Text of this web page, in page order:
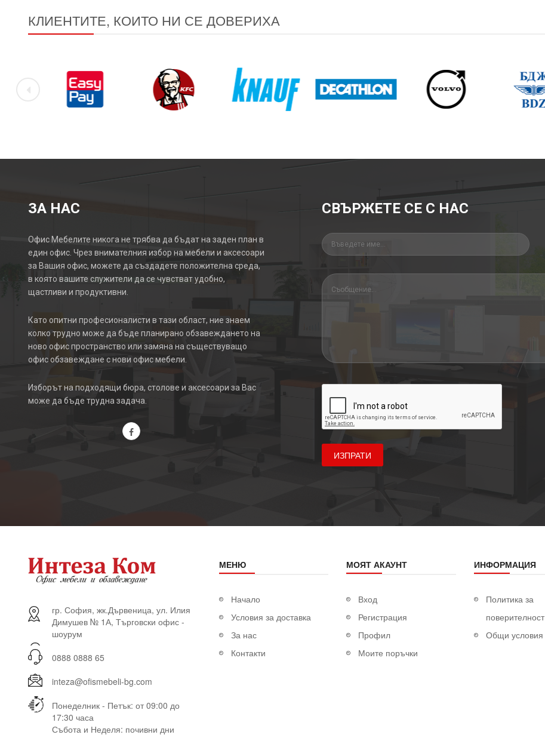
КЛИЕНТИТЕ, КОИТО НИ СЕ ДОВЕРИХА
ЗА НАС
Офис Мебелите никога не трябва да бъдат на заден план в
един офис. Чрез внимателния избор на мебели и аксесоари
за Вашия офис, можете да създадете положителна среда,
в която вашите служители да се чувстват удобно,
щастливи и продуктивни.
Като опитни професионалисти в тази област, ние знаем
колко трудно може да бъде планирано обзавеждането на
ново офис пространство или замяна на съществуващо
офис обзавеждане с нови офис мебели.
Изборът на подходящи бюра, столове и аксесоари за Вас
може да бъде трудна задача.
СВЪРЖЕТЕ СЕ С НАС
ИЗПРАТИ
гр. София, жк.Дървеница, ул. Илия
Димушев № 1А, Търговски офис -
шоурум
0888 0888 65
inteza@ofismebeli-bg.com
Понеделник - Петък: от 09:00 до
17:30 часа
Събота и Неделя: почивни дни
МЕНЮ
Начало
Условия за доставка
За нас
Контакти
МОЯТ АКАУНТ
Вход
Регистрация
Профил
Моите поръчки
ИНФОРМАЦИЯ
Политика за
поверителност
Общи условия